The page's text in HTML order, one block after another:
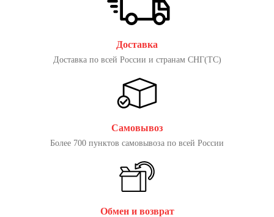
Доставка
Доставка по всей России и странам СНГ(ТС)
Самовывоз
Более 700 пунктов самовывоза по всей России
Обмен и возврат